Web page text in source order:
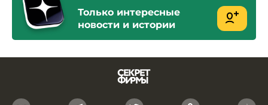
Только интересные
новости и истории